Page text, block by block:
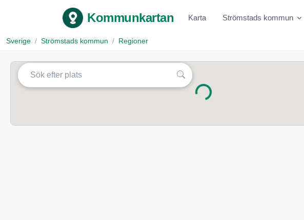
Kommunkartan Karta Strömstads kommun
Sverige Strömstads kommun Regioner
Laddar...